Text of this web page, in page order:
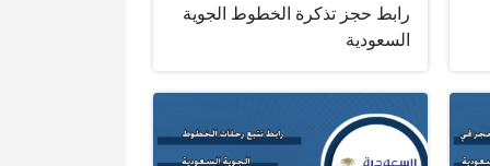
رابط حجز تذكرة الخطوط الجوية
السعودية